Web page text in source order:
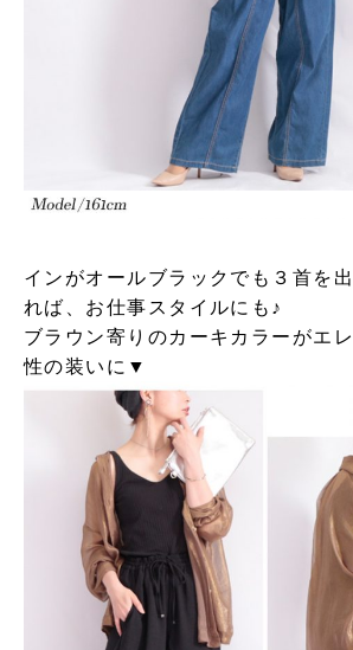
インがオールブラックでも３首を
れば、お仕事スタイルにも♪
ブラウン寄りのカーキカラーがエ
性の装いに▼